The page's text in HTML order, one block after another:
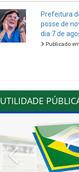
Prefeitura
posse de
dia 7 de
Publicado
UTILIDADE
Previous